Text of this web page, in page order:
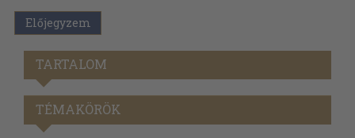
Előjegyzem
TARTALOM
TÉMAKÖRÖK